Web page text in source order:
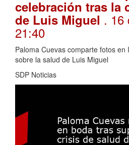
celebración tras la
de Luis Miguel . 16
21:40
Paloma Cuevas comparte fotos
sobre la salud de Luis Miguel
SDP Noticias